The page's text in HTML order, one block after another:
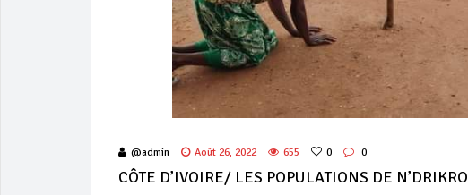
@admin Août 26, 2022 655 0 0
CÔTE D’IVOIRE/ LES POPULATIONS DE